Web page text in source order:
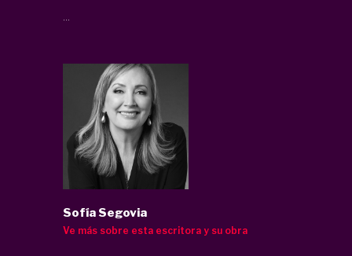
Sofía Segovia
Ve más sobre esta escritora y su obra